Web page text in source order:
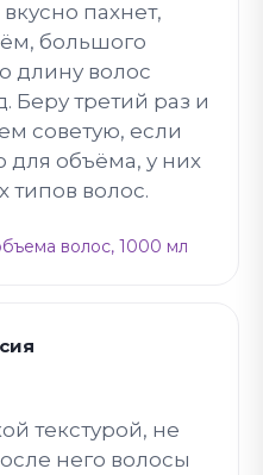
пахнет,
большого
длину волос
Беру третий раз и
советую, если
объёма, у них
типов волос.
волос, 1000 мл
текстурой, не
него волосы